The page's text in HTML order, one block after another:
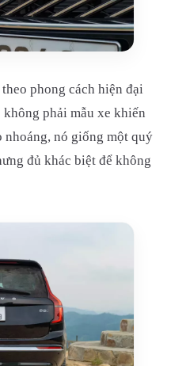
phong cách hiện đại
phải mẫu xe khiến
nó giống một quý
đủ khác biệt để không